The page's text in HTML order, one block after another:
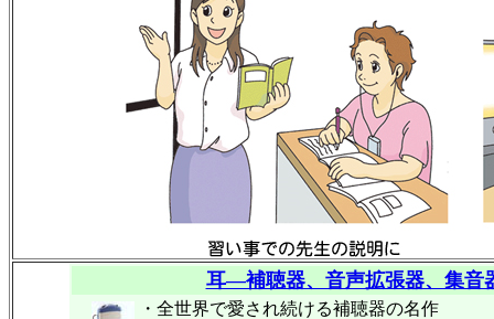
耳―補聴器、音声拡張器、集音
・全世界で愛され続ける補聴器の名作